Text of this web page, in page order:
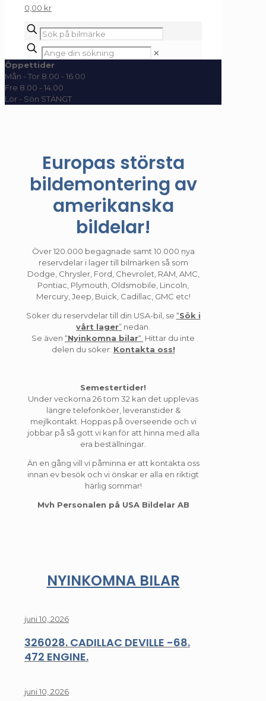
0,00 kr
✕
Öppettider
Mån - Tor 8.00 - 16.00
Fre 8.00 - 14.00
Lör - Sön STÄNGT
Europas största
bildemontering av
amerikanska
bildelar!
Över 120.000 begagnade samt 10.000 nya
reservdelar i lager till bilmärken så som
Dodge, Chrysler, Ford, Chevrolet, RAM, AMC,
Pontiac, Plymouth, Oldsmobile, Lincoln,
Mercury, Jeep, Buick, Cadillac, GMC etc!
Söker du reservdelar till din USA-bil, se “Sök i
vårt lager” nedan.
Se även “Nyinkomna bilar“. Hittar du inte
delen du söker: Kontakta oss!
Semestertider!
Under veckorna 26 tom 32 kan det upplevas
längre telefonköer, leveranstider &
mejlkontakt. Hoppas på överseende och vi
jobbar på så gott vi kan för att hinna med alla
era beställningar.
Än en gång vill vi påminna er att kontakta oss
innan ev besök och vi önskar er alla en riktigt
härlig sommar!
Mvh Personalen på USA Bildelar AB
NYINKOMNA BILAR
juni 10, 2026
326028. CADILLAC DEVILLE -68.
472 ENGINE.
juni 10, 2026